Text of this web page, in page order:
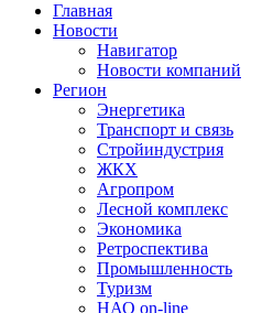
Главная
Новости
Навигатор
Новости компаний
Регион
Энергетика
Транспорт и связь
Стройиндустрия
ЖКХ
Агропром
Лесной комплекс
Экономика
Ретроспектива
Промышленность
Туризм
НАО on-line